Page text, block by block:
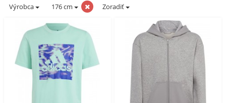
Výrobca 176 cm Zoradiť